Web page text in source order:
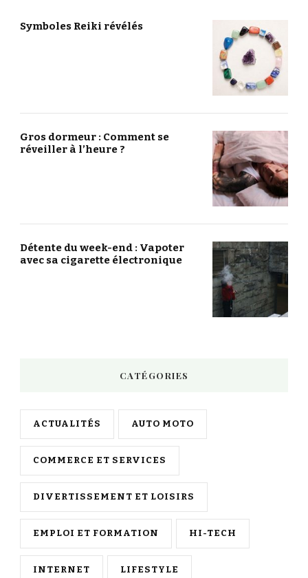
Symboles Reiki révélés
Gros dormeur : Comment se
réveiller à l’heure ?
Détente du week-end : Vapoter
avec sa cigarette électronique
CATÉGORIES
ACTUALITÉS AUTO MOTO
COMMERCE ET SERVICES
DIVERTISSEMENT ET LOISIRS
EMPLOI ET FORMATION HI-TECH
INTERNET LIFESTYLE